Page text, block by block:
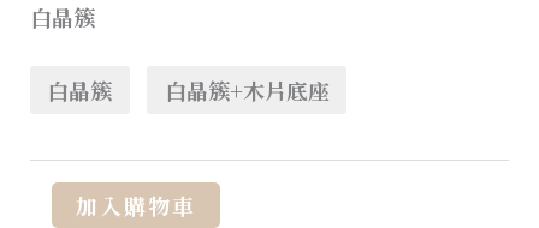
白晶簇
白晶簇 白晶簇+木片底座
加入購物車